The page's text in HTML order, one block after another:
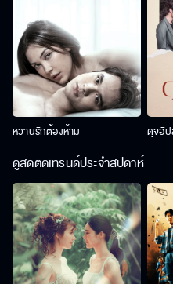
หวานรักต้องห้าม ดุจอัป
ดูสดติดเทรนด์ประจำสัปดาห์